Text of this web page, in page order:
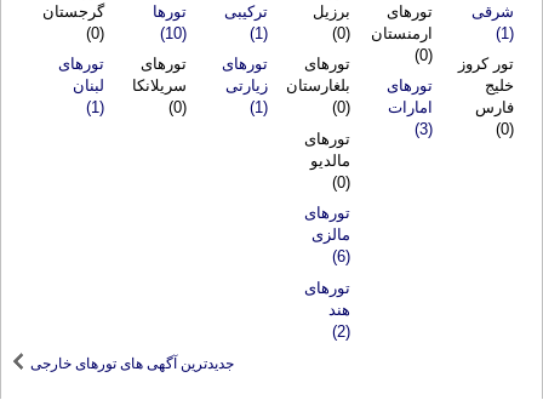
جدیدترین آگهی های تورهای خارجی
شرقی
(1)
تور کروز
خلیج
فارس
(0)
تورهای
ارمنستان
(0)
تورهای
امارات
(3)
برزیل
(0)
تورهای
بلغارستان
(0)
ترکیبی
(1)
تورهای
زیارتی
(1)
تورها
(10)
تورهای
سریلانکا
(0)
گرجستان
(0)
تورهای
لبنان
(1)
تورهای
مالدیو
(0)
تورهای
مالزی
(6)
تورهای
هند
(2)